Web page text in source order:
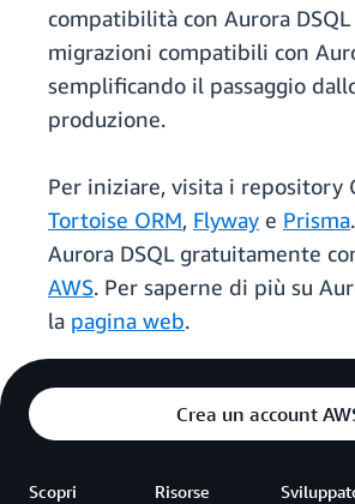
compatibilità con Aurora
migrazioni compatibili con
semplificando il passaggio
produzione.
Per iniziare, visita i repository
Tortoise ORM, Flyway e Prisma
Aurora DSQL gratuitamente
AWS. Per saperne di più su
la pagina web.
Crea un account
Scopri Risorse